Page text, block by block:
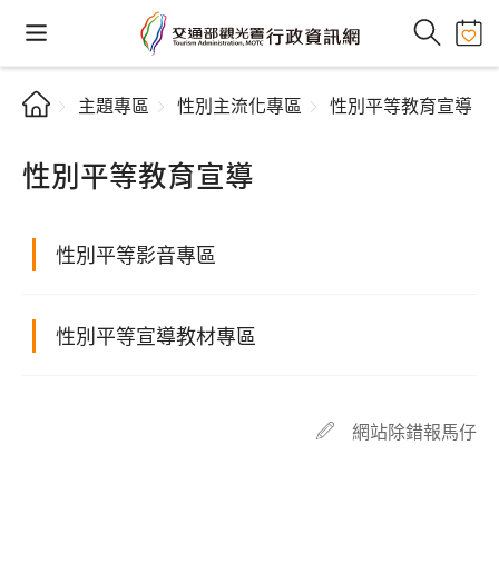
主題專區 性別主流化專區 性別平等教育宣導
性別平等教育宣導
性別平等影音專區
性別平等宣導教材專區
網站除錯報馬仔